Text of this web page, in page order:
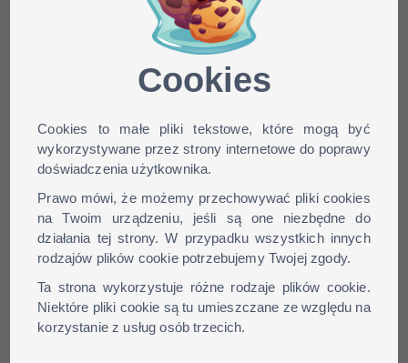
Cookies
Cookies to małe pliki tekstowe, które mogą być
wykorzystywane przez strony internetowe do poprawy
doświadczenia użytkownika.
Prawo mówi, że możemy przechowywać pliki cookies
na Twoim urządzeniu, jeśli są one niezbędne do
działania tej strony. W przypadku wszystkich innych
rodzajów plików cookie potrzebujemy Twojej zgody.
Ta strona wykorzystuje różne rodzaje plików cookie.
Niektóre pliki cookie są tu umieszczane ze względu na
korzystanie z usług osób trzecich.